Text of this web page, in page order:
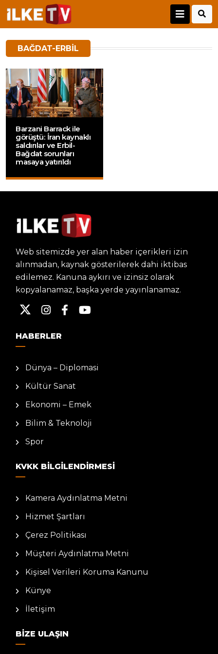
BAĞDAT-ERBIL
Barzani Barrack ile
görüştü: İran kaynaklı
saldırılar ve Erbil-
Bağdat sorunları
masaya yatırıldı
Web sitemizde yer alan haber içerikleri izin
alınmadan, kaynak gösterilerek dahi iktibas
edilemez. Kanuna aykırı ve izinsiz olarak
kopyalanamaz, başka yerde yayınlanamaz.
HABERLER
Dünya – Diplomasi
Kültür Sanat
Ekonomi – Emek
Bilim & Teknoloji
Spor
KVKK BILGILENDIRMESI
Kamera Aydınlatma Metni
Hizmet Şartları
Çerez Politikası
Müşteri Aydınlatma Metni
Kişisel Verileri Koruma Kanunu
Künye
İletişim
BIZE ULAŞIN